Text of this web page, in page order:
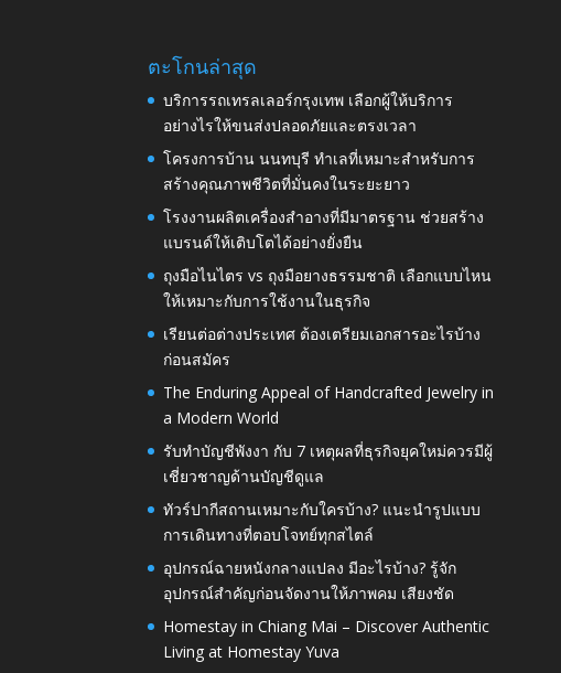
ตะโกนล่าสุด
บริการรถเทรลเลอร์กรุงเทพ เลือกผู้ให้บริการ
อย่างไรให้ขนส่งปลอดภัยและตรงเวลา
โครงการบ้าน นนทบุรี ทำเลที่เหมาะสำหรับการ
สร้างคุณภาพชีวิตที่มั่นคงในระยะยาว
โรงงานผลิตเครื่องสำอางที่มีมาตรฐาน ช่วยสร้าง
แบรนด์ให้เติบโตได้อย่างยั่งยืน
ถุงมือไนไตร vs ถุงมือยางธรรมชาติ เลือกแบบไหน
ให้เหมาะกับการใช้งานในธุรกิจ
เรียนต่อต่างประเทศ ต้องเตรียมเอกสารอะไรบ้าง
ก่อนสมัคร
The Enduring Appeal of Handcrafted Jewelry in
a Modern World
รับทำบัญชีพังงา กับ 7 เหตุผลที่ธุรกิจยุคใหม่ควรมีผู้
เชี่ยวชาญด้านบัญชีดูแล
ทัวร์ปากีสถานเหมาะกับใครบ้าง? แนะนำรูปแบบ
การเดินทางที่ตอบโจทย์ทุกสไตล์
อุปกรณ์ฉายหนังกลางแปลง มีอะไรบ้าง? รู้จัก
อุปกรณ์สำคัญก่อนจัดงานให้ภาพคม เสียงชัด
Homestay in Chiang Mai – Discover Authentic
Living at Homestay Yuva